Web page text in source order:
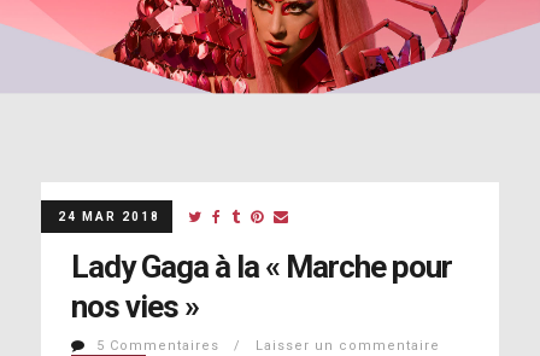
24 MAR 2018
Lady Gaga à la « Marche pour
nos vies »
5 Commentaires / Laisser un commentaire